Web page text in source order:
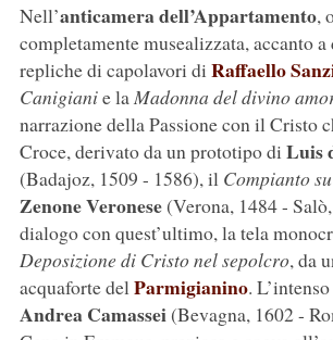
Nell’anticamera dell’Appartamento,
completamente musealizzata, accanto
repliche di capolavori di Raffaello
Canigianie laMadonna del divino
narrazione della Passione con il Cristo
Croce, derivato da un prototipo di Luis
(Badajoz, 1509 - 1586), il Compianto
Zenone Veronese(Verona, 1484 -
dialogo con quest’ultimo, la tela
Deposizione di Cristo nel sepolcro, da
acquaforte delParmigianino. L’intenso
Andrea Camassei(Bevagna, 1602 -